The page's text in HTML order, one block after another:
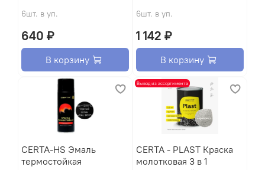
6шт. в уп.
640 ₽
В корзину
6шт. в уп.
1 142 ₽
В корзину
CERTA-HS Эмаль
термостойкая
Вывод из ассортимента
CERTA - PLAST Краска
молотковая 3 в 1